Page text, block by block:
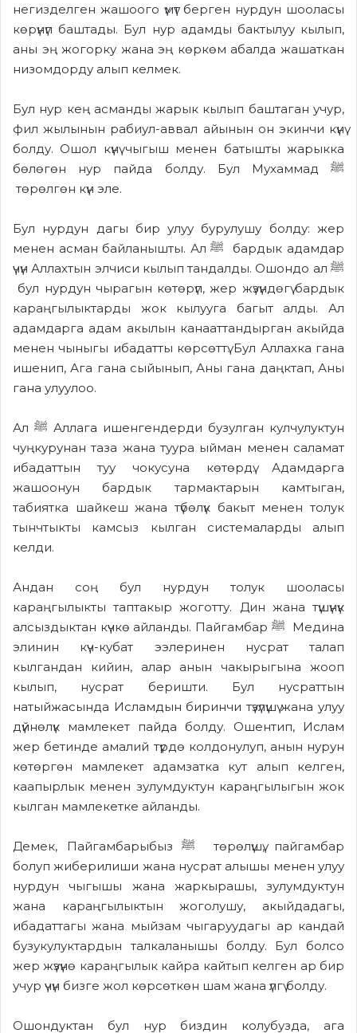
негизделген жашоого үмүт берген нурдун шооласы
көрүнүп баштады. Бул нур адамды бактылуу кылып,
аны эң жогорку жана эң көркөм абалда жашаткан
низомдорду алып келмек.
Бул нур кең асманды жарык кылып баштаган учур,
фил жылынын рабиул-аввал айынын он экинчи күнү
болду. Ошол күнү чыгыш менен батышты жарыкка
бөлөгөн нур пайда болду. Бул Мухаммад ﷺ
төрөлгөн күн эле.
Бул нурдун дагы бир улуу бурулушу болду: жер
менен асман байланышты. Ал ﷺ бардык адамдар
үчүн Аллахтын элчиси кылып тандалды. Ошондо ал ﷺ
бул нурдун чырагын көтөрүп, жер жүзүндөгү бардык
караңгылыктарды жок кылууга багыт алды. Ал
адамдарга адам акылын канааттандырган акыйда
менен чыныгы ибадатты көрсөттү. Бул Аллахка гана
ишенип, Ага гана сыйынып, Аны гана даңктап, Аны
гана улуулоо.
Ал ﷺ Аллага ишенгендерди бузулган кулчулуктун
чуңкурунан таза жана туура ыйман менен саламат
ибадаттын туу чокусуна көтөрдү. Адамдарга
жашоонун бардык тармактарын камтыган,
табиятка шайкеш жана түбөлүк бакыт менен толук
тынчтыкты камсыз кылган системаларды алып
келди.
Андан соң бул нурдун толук шооласы
караңгылыкты таптакыр жоготту. Дин жана түшүнүк
алсыздыктан күчкө айланды. Пайгамбар ﷺ Медина
элинин күч-кубат ээлеринен нусрат талап
кылгандан кийин, алар анын чакырыгына жооп
кылып, нусрат беришти. Бул нусраттын
натыйжасында Исламдын биринчи түзүлүшү жана улуу
дүйнөлүк мамлекет пайда болду. Ошентип, Ислам
жер бетинде амалий түрдө колдонулуп, анын нурун
көтөргөн мамлекет адамзатка кут алып келген,
каапырлык менен зулумдуктун караңгылыгын жок
кылган мамлекетке айланды.
Демек, Пайгамбарыбыз ﷺ төрөлүшү, пайгамбар
болуп жиберилиши жана нусрат алышы менен улуу
нурдун чыгышы жана жаркырашы, зулумдуктун
жана караңгылыктын жоголушу, акыйдадагы,
ибадаттагы жана мыйзам чыгаруудагы ар кандай
бузукулуктардын талкаланышы болду. Бул болсо
жер жүзүнө караңгылык кайра кайтып келген ар бир
учур үчүн бизге жол көрсөткөн шам жана үлгү болду.
Ошондуктан бул нур биздин колубузда, ага